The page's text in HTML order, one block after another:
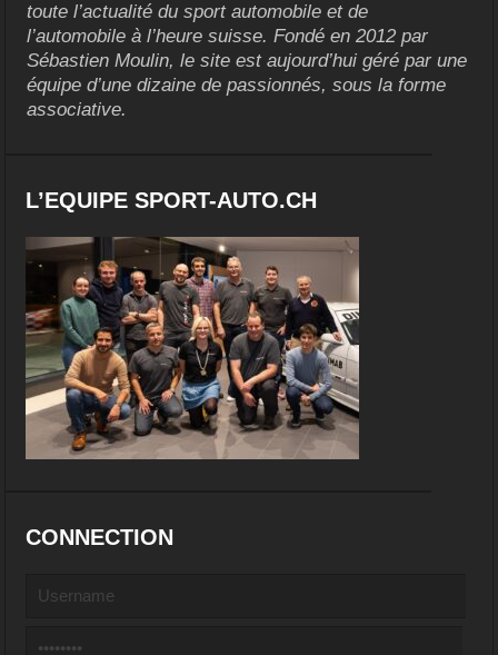
toute l’actualité du sport automobile et de
l’automobile à l’heure suisse. Fondé en 2012 par
Sébastien Moulin, le site est aujourd’hui géré par une
équipe d’une dizaine de passionnés, sous la forme
associative.
L’EQUIPE SPORT-AUTO.CH
CONNECTION